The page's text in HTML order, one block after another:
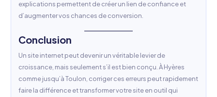
explications permettent de créer un lien de confiance et
d’augmenter vos chances de conversion.
Conclusion
Un site internet peut devenir un véritable levier de
croissance, mais seulement s’il est bien conçu. À Hyères
comme jusqu’à Toulon, corriger ces erreurs peut rapidement
faire la différence et transformer votre site en outil qui